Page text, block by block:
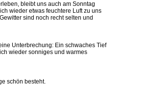
bleibt uns auch am Sonntag
wieder etwas feuchtere Luft zu uns
sind noch recht selten und
Unterbrechung: Ein schwaches Tief
wieder sonniges und warmes
schön besteht.